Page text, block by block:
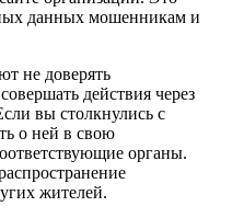
данных мошенникам и
не доверять
действия через
вы столкнулись с
о ней в свою
органы.
жителей.